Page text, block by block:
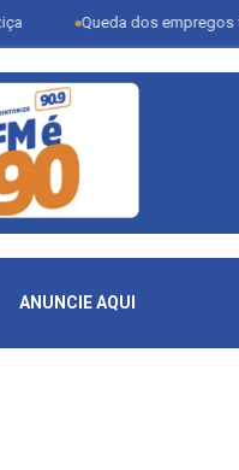
dos empregos formais
ANUNCIE AQUI